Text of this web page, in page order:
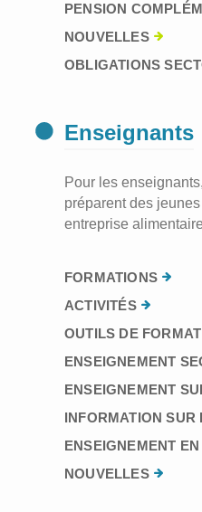
PENSION
NOUVELLES
OBLIGATIONS
Enseignants
Pour les
préparent des
entreprise
FORMATIONS
ACTIVITÉS
OUTILS DE
ENSEIGNEMENT
ENSEIGNEMENT
INFORMATION SUR
ENSEIGNEMENT
NOUVELLES